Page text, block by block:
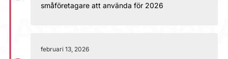
småföretagare att använda för 2026
februari 13, 2026